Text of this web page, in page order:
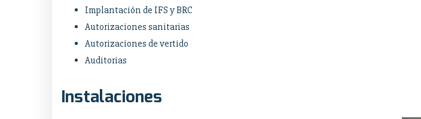
Implantación de IFS y BRC
Autorizaciones sanitarias
Autorizaciones de vertido
Auditorias
Instalaciones